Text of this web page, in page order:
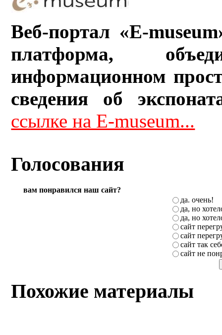
Веб-портал «E-
платформа,
информационном
сведения об
ссылке на E-museum...
Голосования
вам понравился наш сайт?
да. очень!
да, но
да, но
сайт
сайт
сайт так
сайт не
Похожие материалы